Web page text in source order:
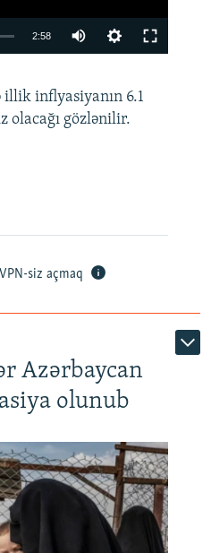
2:58
360p
480p
illik inflyasiyanın 6.1
olacağı gözlənilir.
VPN-siz açmaq
Azərbaycan
olunub